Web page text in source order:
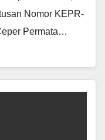
Nomor KEPR-
Permata…